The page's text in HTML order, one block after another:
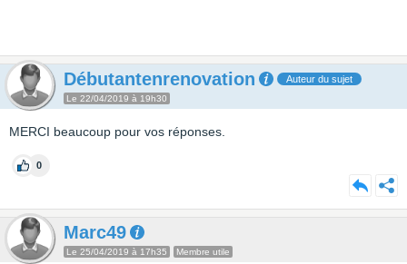
Débutantenrenovation Auteur du sujet
Le 22/04/2019 à 19h30
MERCI beaucoup pour vos réponses.
0
Marc49
Le 25/04/2019 à 17h35 Membre utile